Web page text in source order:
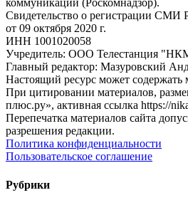
коммуникаций (Роскомнадзор).
Свидетельство о регистрации
от 09 октября 2020 г.
ИНН 1001020058
Учредитель: ООО Телестанция
Главный редактор: Мазуровский
Настоящий ресурс может содержать
При цитировании материалов,
плюс.ру», активная ссылка https://
Перепечатка материалов сайта
разрешения редакции.
Политика конфиденциальности
Пользовательское соглашение
Рубрики